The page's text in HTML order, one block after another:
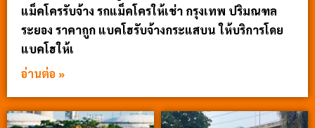
แม็คโครรับจ้าง รถแม็คโครให้เช่า กรุงเทพ ปริมณฑล
ระยอง ราคาถูก แบคโฮรับจ้างกระแสบน ให้บริการโดย
แบคโฮให้เ
อ่านต่อ »